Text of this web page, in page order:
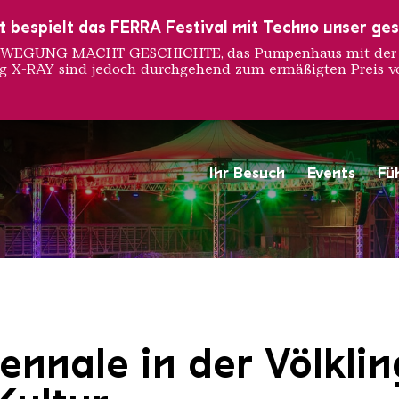
Ihr Besuch Events
Saarländischen
in der
bespielt das FERRA Festival mit Techno unser
MACHT GESCHICHTE, das Pumpenhaus mit
RAY sind jedoch durchgehend zum ermäßigten Preis